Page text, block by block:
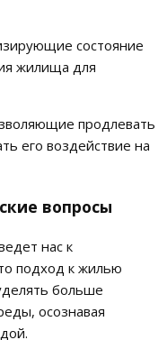
состояние
жилища для
продлевать
его воздействие на
вопросы
нас к
подход к жилью
больше
осознавая